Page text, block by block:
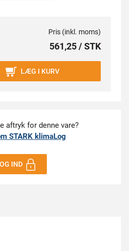
Pris (inkl. moms)
561,25 / STK
LÆG I KURV
aftryk for denne vare?
STARK klimaLog
IND